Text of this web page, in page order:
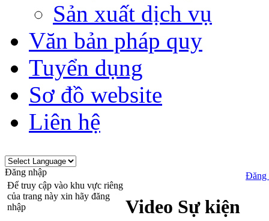
Sản xuất dịch vụ
Văn bản pháp quy
Tuyển dụng
Sơ đồ website
Liên hệ
Đăng nhập
Để truy cập vào khu vực riêng
của trang này xin hãy đăng
nhập
Đăng
Video Sự kiện